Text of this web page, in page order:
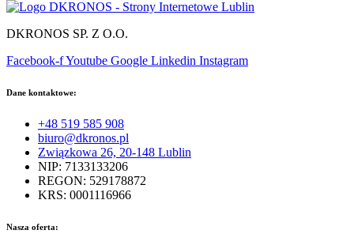
DKRONOS SP. Z O.O.
Facebook-fYoutube Google Linkedin Instagram
Dane kontaktowe:
+48 519 585 908
biuro@dkronos.pl
Związkowa 26, 20-148 Lublin
NIP: 7133133206
REGON: 529178872
KRS: 0001116966
Nasza oferta: